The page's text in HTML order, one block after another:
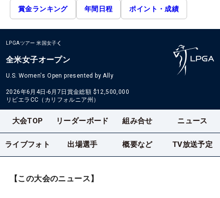
賞金ランキング 年間日程 ポイント・成績
LPGAツアー 米国女子
全米女子オープン
U.S. Women's Open presented by Ally
2026年6月4日-6月7日 賞金総額 $12,500,000
リビエラCC（カリフォルニア州）
大会TOP リーダーボード 組み合せ ニュース
ライブフォト 出場選手 概要など TV放送予定
【この大会のニュース】